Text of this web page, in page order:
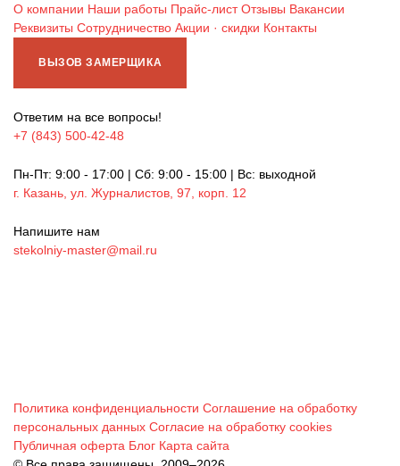
О компании Наши работы Прайс-лист Отзывы Вакансии
Реквизиты Сотрудничество Акции · скидки Контакты
ВЫЗОВ ЗАМЕРЩИКА
Ответим на все вопросы!
+7 (843) 500-42-48
Пн-Пт: 9:00 - 17:00 | Сб: 9:00 - 15:00 | Вс: выходной
г. Казань, ул. Журналистов, 97, корп. 12
Напишите нам
stekolniy-master@mail.ru
Политика конфиденциальности Соглашение на обработку
персональных данных Согласие на обработку cookies
Публичная оферта Блог Карта сайта